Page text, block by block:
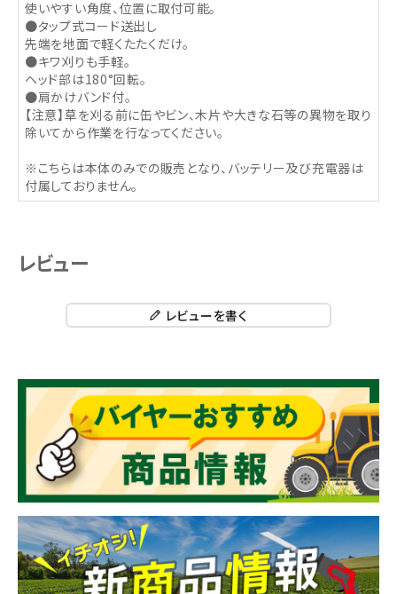
使いやすい角度、位置に取付可能。
●タップ式コード送出し
先端を地面で軽くたたくだけ。
●キワ刈りも手軽。
ヘッド部は180°回転。
●肩かけバンド付。
【注意】草を刈る前に缶やビン、木片や大きな石等の異物を取り
除いてから作業を行なってください。
※こちらは本体のみでの販売となり、バッテリー及び充電器は
付属しておりません。
レビュー
レビューを書く